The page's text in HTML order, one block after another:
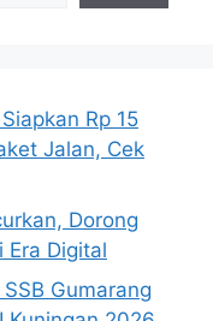
Rp 15
Jalan, Cek
Dorong
Era Digital
Gumarang